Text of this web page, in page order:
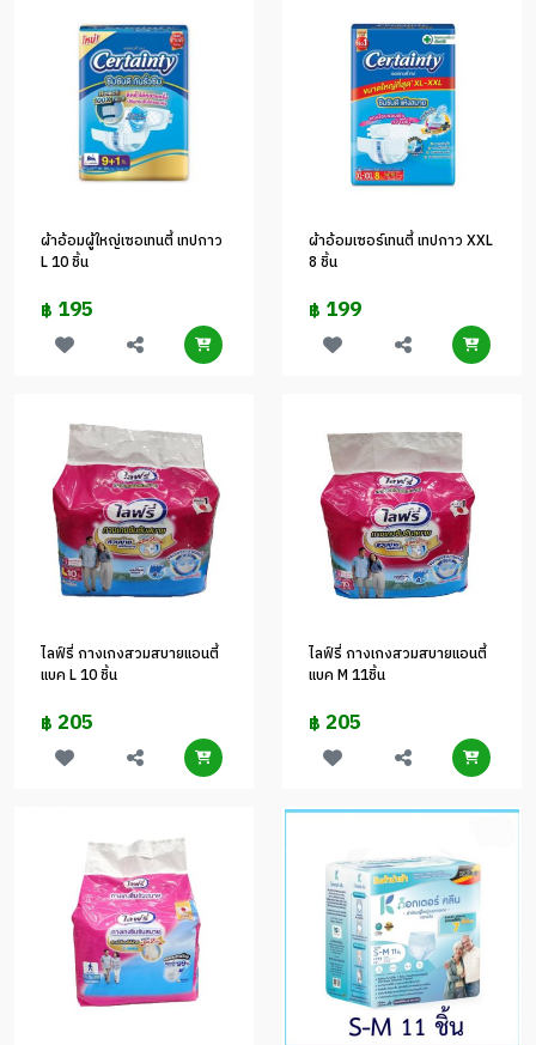
ผ้าอ้อมผู้ใหญ่เซอเทนตี้ เทปกาว
L 10 ชิ้น
฿ 195
ผ้าอ้อมเซอร์เทนตี้ เทปกาว XXL
8 ชิ้น
฿ 199
ไลฟ์รี่ กางเกงสวมสบายแอนตี้
แบค L 10 ชิ้น
฿ 205
ไลฟ์รี่ กางเกงสวมสบายแอนตี้
แบค M 11ชิ้น
฿ 205